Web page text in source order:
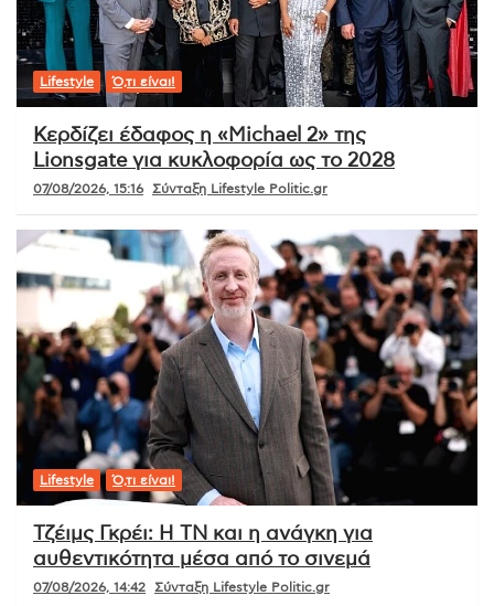
Lifestyle Ό,τι είναι!
Κερδίζει έδαφος η «Michael 2» της
Lionsgate για κυκλοφορία ως το 2028
07/08/2026, 15:16 Σύνταξη Lifestyle Politic.gr
Lifestyle Ό,τι είναι!
Τζέιμς Γκρέι: Η ΤΝ και η ανάγκη για
αυθεντικότητα μέσα από το σινεμά
07/08/2026, 14:42 Σύνταξη Lifestyle Politic.gr